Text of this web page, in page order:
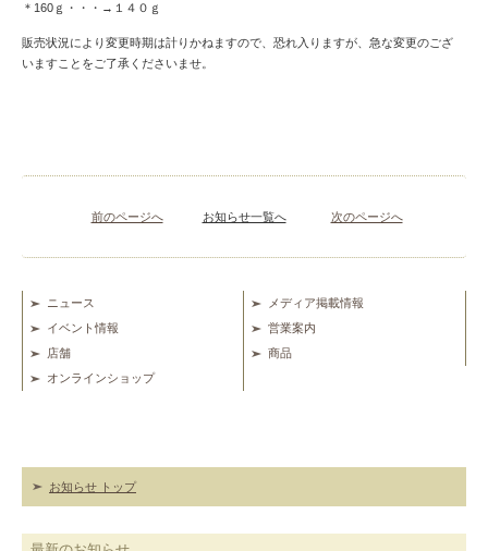
＊160ｇ・・・→１４０ｇ
販売状況により変更時期は計りかねますので、恐れ入りますが、急な変更のござ
いますことをご了承くださいませ。
前のページへ お知らせ一覧へ 次のページへ
ニュース
メディア掲載情報
イベント情報
営業案内
店舗
商品
オンラインショップ
お知らせ トップ